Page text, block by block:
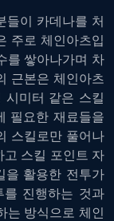
들이 카데나를 처
주로 체인아츠입
를 쌓아나가며 차
근본은 체인아츠
시미터 같은 스킬
필요한 재료들을
스킬로만 풀어나
고 스킬 포인트 자
을 활용한 전투가
를 진행하는 것과
는 방식으로 체인